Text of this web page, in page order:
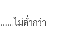
ไม่ต่ำกว่า